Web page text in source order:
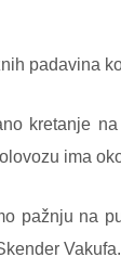
padavina
kretanje
ima
pažnju na